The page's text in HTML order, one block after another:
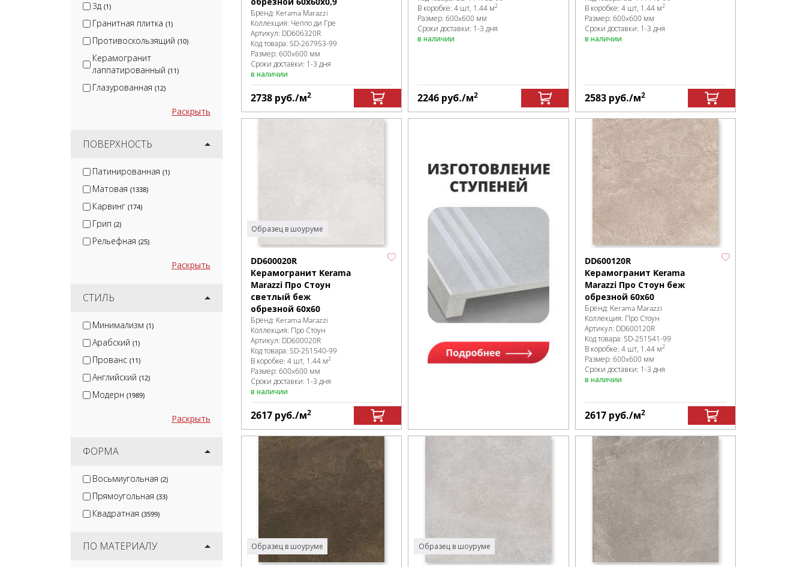
3д (1)
Гранитная плитка (1)
Противоскользящий (10)
Керамогранит
лаппатированный (11)
Глазурованная (12)
Раскрыть
ПОВЕРХНОСТЬ
Патинированная (1)
Матовая (1338)
Карвинг (174)
Грип (2)
Рельефная (25)
Раскрыть
СТИЛЬ
Минимализм (1)
Арабский (1)
Прованс (11)
Английский (12)
Модерн (1989)
Раскрыть
ФОРМА
Восьмиугольная (2)
Прямоугольная (33)
Квадратная (3599)
ПО МАТЕРИАЛУ
Бренд: Kerama Marazzi
Коллекция: Чеппо ди Гре
Артикул: DD606320R
Код товара: SD-267953-99
Размер: 600x600 мм
Сроки доставки: 1-3 дня
в наличии
2738 руб./м2
В коробке:4 шт, 1.44 м2
Размер:600x600 мм
Сроки доставки: 1-3 дня
в наличии
2246 руб./м2
В коробке: 4 шт, 1.44 м2
Размер: 600x600 мм
Сроки доставки: 1-3 дня
в наличии
2583 руб./м2
Образец в шоуруме
DD600020R
Керамогранит Kerama
Marazzi Про Стоун
светлый беж
обрезной 60х60
Бренд: Kerama Marazzi
Коллекция: Про Стоун
Артикул: DD600020R
Код товара: SD-251540-99
В коробке: 4 шт, 1.44 м2
Размер: 600x600 мм
Сроки доставки: 1-3 дня
в наличии
2617 руб./м2
DD600120R
Керамогранит Kerama
Marazzi Про Стоун беж
обрезной 60х60
Бренд: Kerama Marazzi
Коллекция: Про Стоун
Артикул: DD600120R
Код товара: SD-251541-99
В коробке: 4 шт, 1.44 м2
Размер: 600x600 мм
Сроки доставки: 1-3 дня
в наличии
2617 руб./м2
Образец в шоуруме Образец в шоуруме